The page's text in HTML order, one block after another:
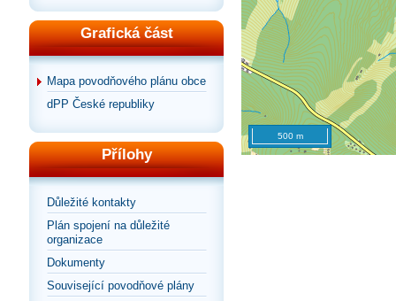
Grafická část
Mapa povodňového plánu obce
dPP České republiky
Přílohy
Důležité kontakty
Plán spojení na důležité
organizace
Dokumenty
Související povodňové plány
stránku
500 m
mapu